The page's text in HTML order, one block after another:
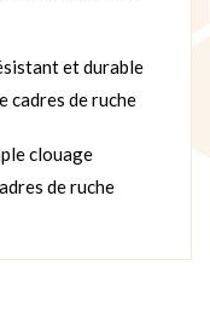
et durable
cadres de ruche
clouage
de ruche